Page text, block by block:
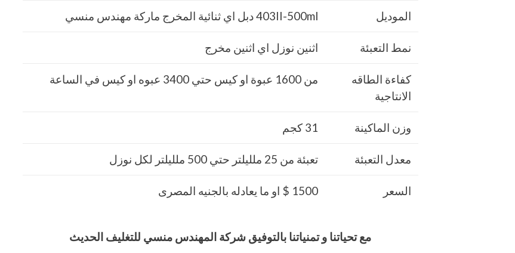
الموديل 403II-500ml دبل اي ثنائية المخرج ماركة مهندس منسي
نمط التعبئة اثنين نوزل اي اثنين مخرج
كفاءة الطاقه
الانتاجية
من 1600 عبوة او كيس حتي 3400 عبوه او كيس في الساعة
وزن الماكينة 31 كجم
معدل التعبئة تعبئة من 25 ملليلتر حتي 500 ملليلتر لكل نوزل
السعر 1500 $ او ما يعادله بالجنيه المصرى
مع تحياتنا و تمنياتنا بالتوفيق شركة المهندس منسي للتغليف الحديث